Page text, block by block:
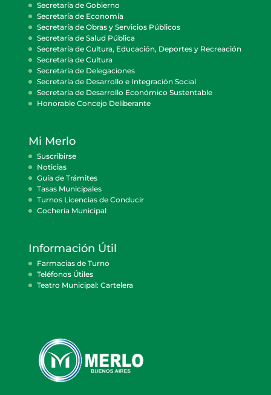
Secretaría de Gobierno
Secretaría de Economía
Secretaría de Obras y Servicios Públicos
Secretaría de Salud Pública
Secretaría de Cultura, Educación, Deportes y Recreación
Secretaría de Cultura
Secretaría de Delegaciones
Secretaría de Desarrollo e Integración Social
Secretaría de Desarrollo Económico Sustentable
Honorable Concejo Deliberante
Mi Merlo
Suscribirse
Noticias
Guía de Trámites
Tasas Municipales
Turnos Licencias de Conducir
Cocheria Municipal
Información Útil
Farmacias de Turno
Teléfonos Útiles
Teatro Municipal: Cartelera